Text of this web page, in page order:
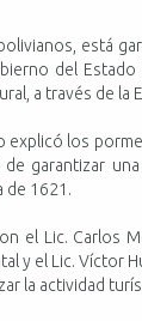
está
del
a través de la
explicó los
garantizar
de 1621.
el Lic. Carlos
y el Lic. Víctor
la actividad